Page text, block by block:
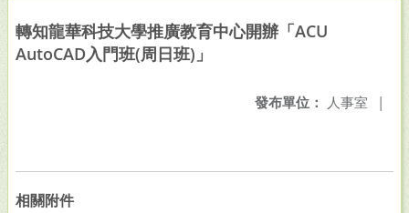
轉知龍華科技大學推廣教育中心開辦「ACU
AutoCAD入門班(周日班)」
發布單位： 人事室 |
相關附件